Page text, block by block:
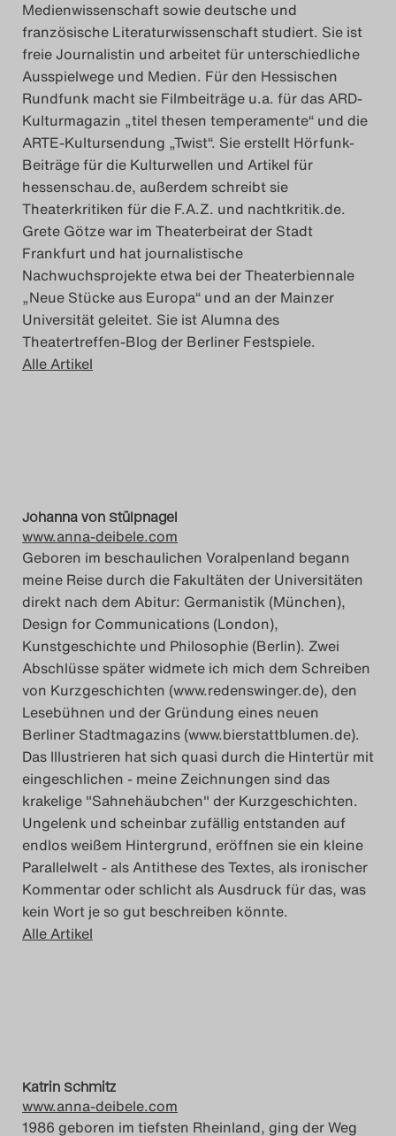
Medienwissenschaft sowie deutsche und
französische Literaturwissenschaft studiert. Sie ist
freie Journalistin und arbeitet für unterschiedliche
Ausspielwege und Medien. Für den Hessischen
Rundfunk macht sie Filmbeiträge u.a. für das ARD-
Kulturmagazin „titel thesen temperamente“ und die
ARTE-Kultursendung „Twist“. Sie erstellt Hörfunk-
Beiträge für die Kulturwellen und Artikel für
hessenschau.de, außerdem schreibt sie
Theaterkritiken für die F.A.Z. und nachtkritik.de.
Grete Götze war im Theaterbeirat der Stadt
Frankfurt und hat journalistische
Nachwuchsprojekte etwa bei der Theaterbiennale
„Neue Stücke aus Europa“ und an der Mainzer
Universität geleitet. Sie ist Alumna des
Theatertreffen-Blog der Berliner Festspiele.
Alle Artikel
Johanna von Stülpnagel
www.anna-deibele.com
Geboren im beschaulichen Voralpenland begann
meine Reise durch die Fakultäten der Universitäten
direkt nach dem Abitur: Germanistik (München),
Design for Communications (London),
Kunstgeschichte und Philosophie (Berlin). Zwei
Abschlüsse später widmete ich mich dem Schreiben
von Kurzgeschichten (www.redenswinger.de), den
Lesebühnen und der Gründung eines neuen
Berliner Stadtmagazins (www.bierstattblumen.de).
Das Illustrieren hat sich quasi durch die Hintertür mit
eingeschlichen - meine Zeichnungen sind das
krakelige "Sahnehäubchen" der Kurzgeschichten.
Ungelenk und scheinbar zufällig entstanden auf
endlos weißem Hintergrund, eröffnen sie ein kleine
Parallelwelt - als Antithese des Textes, als ironischer
Kommentar oder schlicht als Ausdruck für das, was
kein Wort je so gut beschreiben könnte.
Alle Artikel
Katrin Schmitz
www.anna-deibele.com
1986 geboren im tiefsten Rheinland, ging der Weg